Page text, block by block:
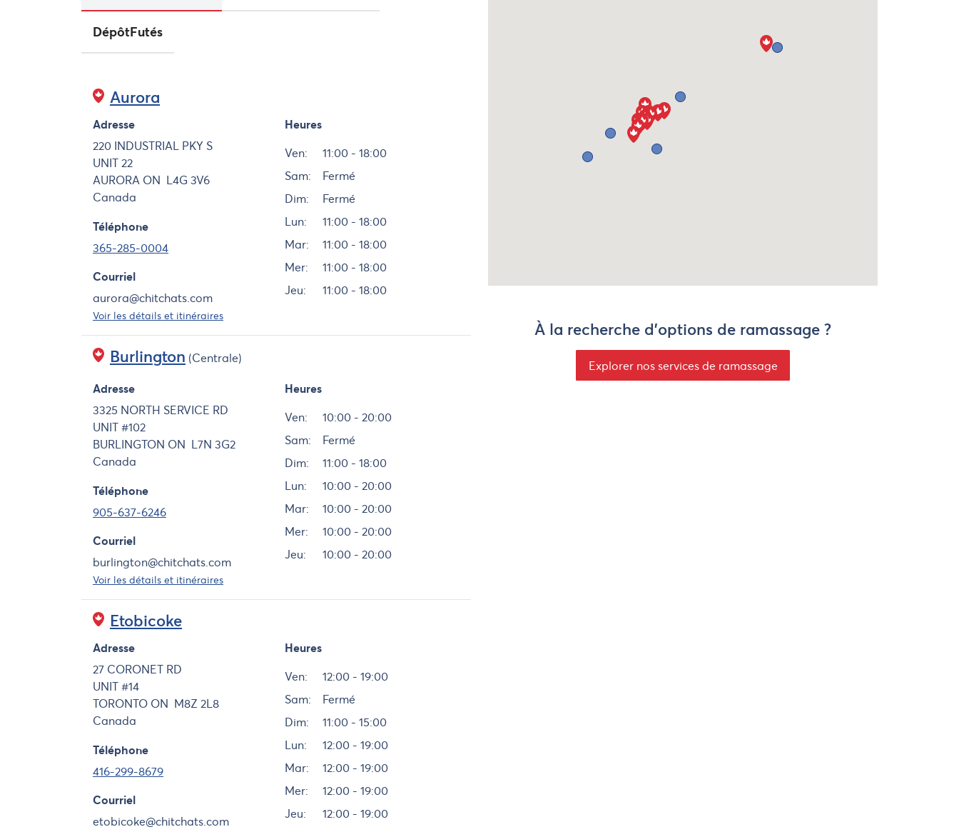
DépôtFutés
Aurora
Adresse
220 INDUSTRIAL PKY S
UNIT 22
AURORA ON L4G 3V6
Canada
Téléphone
365-285-0004
Courriel
aurora@chitchats.com
Heures
Ven:
11:00 - 18:00
Sam:
Fermé
Dim:
Fermé
Lun:
11:00 - 18:00
Mar:
11:00 - 18:00
Mer:
11:00 - 18:00
Jeu:
11:00 - 18:00
Voir les détails et itinéraires
Burlington (Centrale)
Adresse
3325 NORTH SERVICE RD
UNIT #102
BURLINGTON ON L7N 3G2
Canada
Téléphone
905-637-6246
Courriel
burlington@chitchats.com
Heures
Ven:
10:00 - 20:00
Sam:
Fermé
Dim:
11:00 - 18:00
Lun:
10:00 - 20:00
Mar:
10:00 - 20:00
Mer:
10:00 - 20:00
Jeu:
10:00 - 20:00
Voir les détails et itinéraires
Etobicoke
Adresse
27 CORONET RD
UNIT #14
TORONTO ON M8Z 2L8
Canada
Téléphone
416-299-8679
Courriel
etobicoke@chitchats.com
Heures
Ven:
12:00 - 19:00
Sam:
Fermé
Dim:
11:00 - 15:00
Lun:
12:00 - 19:00
Mar:
12:00 - 19:00
Mer:
12:00 - 19:00
Jeu:
12:00 - 19:00
À la recherche d'options de ramassage ?
Explorer nos services de ramassage